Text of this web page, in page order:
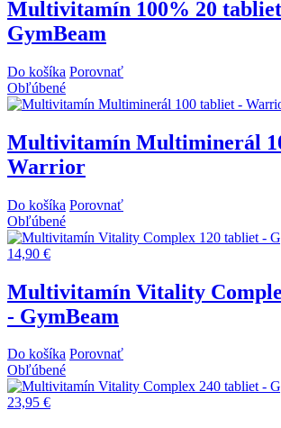
Multivitamín 100% 20
GymBeam
Do košíka Porovnať
Obľúbené
Multivitamín Multiminerál
Warrior
Do košíka Porovnať
Obľúbené
14,90 €
Multivitamín Vitality
- GymBeam
Do košíka Porovnať
Obľúbené
23,95 €